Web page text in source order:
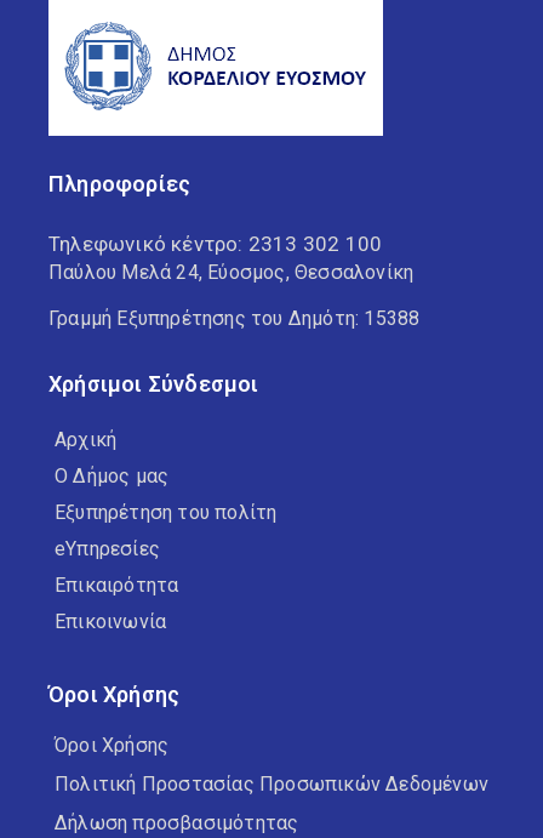
Πληροφορίες
Τηλεφωνικό κέντρο: 2313 302 100
Παύλου Μελά 24, Εύοσμος, Θεσσαλονίκη
Γραμμή Εξυπηρέτησης του Δημότη: 15388
Χρήσιμοι Σύνδεσμοι
Αρχική
Ο Δήμος μας
Εξυπηρέτηση του πολίτη
eΥπηρεσίες
Επικαιρότητα
Επικοινωνία
Όροι Χρήσης
Όροι Χρήσης
Πολιτική Προστασίας Προσωπικών Δεδομένων
Δήλωση προσβασιμότητας